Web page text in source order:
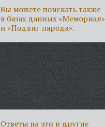
Вы можете поискать также
в базах данных «Мемориал»
и «Подвиг народа».
Ответы на эти и другие